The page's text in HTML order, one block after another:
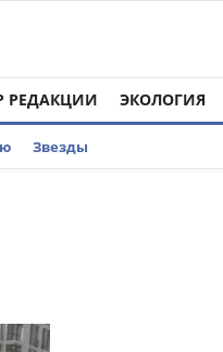
РЕДАКЦИИ ЭКОЛОГИЯ
Звезды